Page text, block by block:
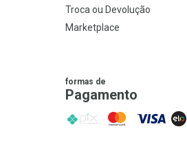
Troca ou Devolução
Marketplace
formas de
Pagamento
PIX MasterCard
VISA ELO